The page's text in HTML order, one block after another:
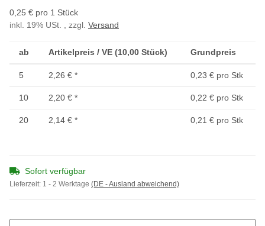
0,25 € pro 1 Stück
inkl. 19% USt. , zzgl. Versand
ab Artikelpreis / VE (10,00 Stück) Grundpreis
5 2,26 € * 0,23 € pro Stk
10 2,20 € * 0,22 € pro Stk
20 2,14 € * 0,21 € pro Stk
Sofort verfügbar
Lieferzeit: 1 - 2 Werktage (DE - Ausland abweichend)